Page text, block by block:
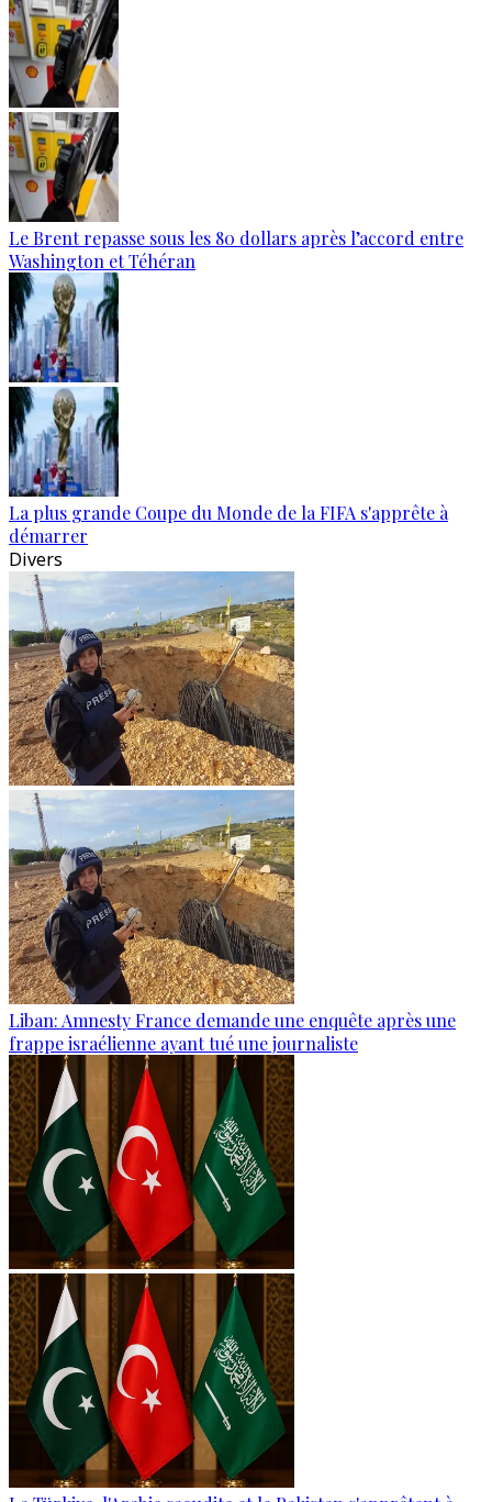
Le Brent repasse sous les 80 dollars après l’accord entre
Washington et Téhéran
La plus grande Coupe du Monde de la FIFA s'apprête à
démarrer
Divers
Liban: Amnesty France demande une enquête après une
frappe israélienne ayant tué une journaliste